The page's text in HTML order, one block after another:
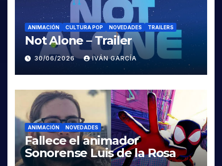
ANIMACIÓN CULTURA POP NOVEDADES TRAILERS
Not Alone – Trailer
30/06/2026 IVÁN GARCÍA
ANIMACIÓN NOVEDADES
Fallece el animador
Sonorense Luis de la Rosa